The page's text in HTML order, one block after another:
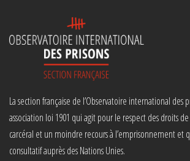
La section française de l’Observatoire international des
association loi 1901 qui agit pour le respect des droits
carcéral et un moindre recours à l’emprisonnement et
consultatif auprès des Nations Unies.